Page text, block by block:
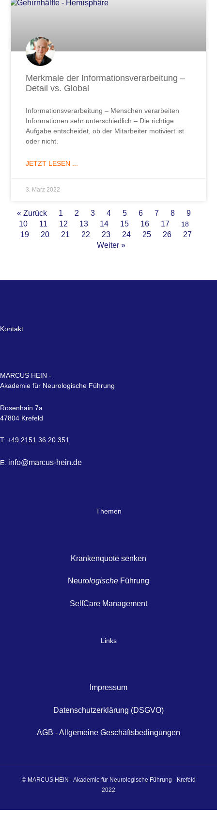
Merkmale der Informationsverarbeitung –
Detail vs. Global
Informationsverarbeitung – Menschen verarbeiten
Informationen sehr unterschiedlich – Die richtige
Aufgabe entscheidet, ob der Mitarbeiter motiviert ist
oder nicht.
JETZT LESEN ...
3. März 2022
« Zurück 1 2 3 4 5 6 7 8
9
10
11 12 13 14 15 16 17 18
19 20 21 22 23 24 25 26
27
Weiter »
Kontakt
MARCUS HEIN -
Akademie für Neurologische Führung
Rosenhain 7a
47804 Krefeld
T: +49 2151 36 20 351
E: info@marcus-hein.de
Themen
Krankenquote senken
Neurologische Führung
SelfCare Management
Links
Impressum
Datenschutzerklärung (DSGVO)
AGB - Allgemeine Geschäftsbedingungen
© MARCUS HEIN - Akademie für Neurologische Führung - Krefeld
2022